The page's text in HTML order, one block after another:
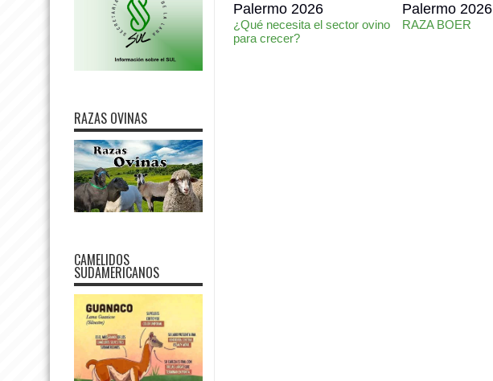
Palermo 2026
¿Qué necesita el sector ovino
para crecer?
Palermo 2026
RAZA BOER
RAZAS OVINAS
CAMELIDOS
SUDAMERICANOS